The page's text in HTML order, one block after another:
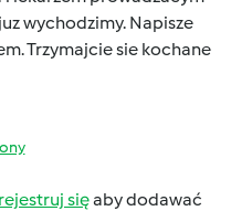
wychodzimy. Napisze
Trzymajcie sie kochane
sięaby dodawać